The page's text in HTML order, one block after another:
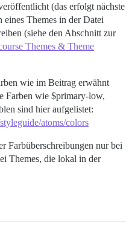
(das erfolgt nächste
eines Themes in der Datei
(siehe den Abschnitt zur
Themes & Theme
wie im Beitrag erwähnt
Farben wie $primary-low,
sind hier aufgelistet:
atoms/colors
Farbüberschreibungen nur bei
Themes, die lokal in der